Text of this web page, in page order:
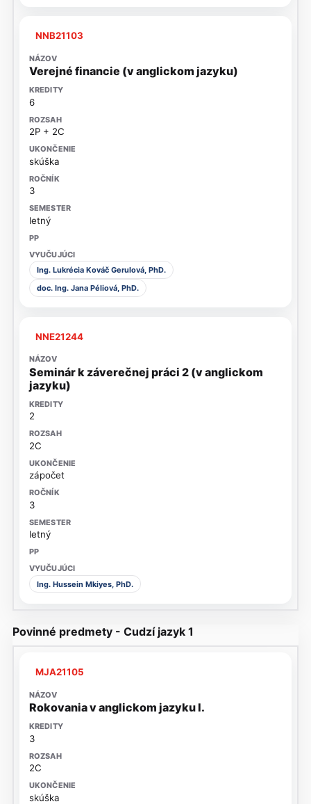
NNB21103
Verejné financie (v anglickom jazyku)
6
2P + 2C
skúška
3
letný
Ing. Lukrécia Kováč Gerulová, PhD.
doc. Ing. Jana Péliová, PhD.
NNE21244
Seminár k záverečnej práci 2 (v anglickom
jazyku)
2
2C
zápočet
3
letný
Ing. Hussein Mkiyes, PhD.
Povinné predmety - Cudzí jazyk 1
MJA21105
Rokovania v anglickom jazyku I.
3
2C
skúška